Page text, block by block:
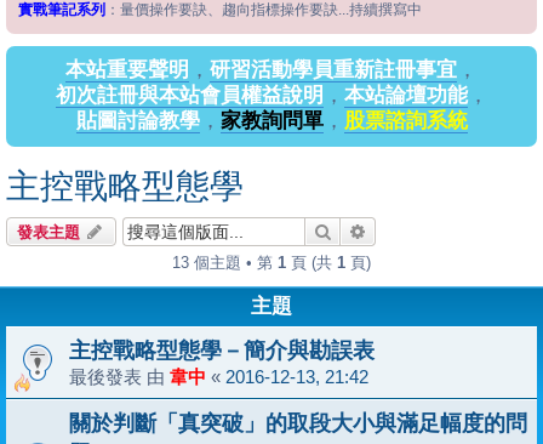
實戰筆記系列 ：量價操作要訣、趨向指標操作要訣...持續撰寫中
本站重要聲明 ， 研習活動學員重新註冊事宜 ，
初次註冊與本站會員權益說明 ， 本站論壇功能，
貼圖討論教學， 家教詢問單， 股票諮詢系統
主控戰略型態學
發表主題 搜尋
13 個主題 • 第 1 頁 (共 1 頁)
主題
主控戰略型態學－簡介與勘誤表
最後發表 由 韋中 « 2016-12-13, 21:42
關於判斷「真突破」的取段大小與滿足幅度的問